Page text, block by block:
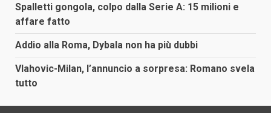
Spalletti gongola, colpo dalla Serie A: 15 milioni e
affare fatto
Addio alla Roma, Dybala non ha più dubbi
Vlahovic-Milan, l’annuncio a sorpresa: Romano svela
tutto